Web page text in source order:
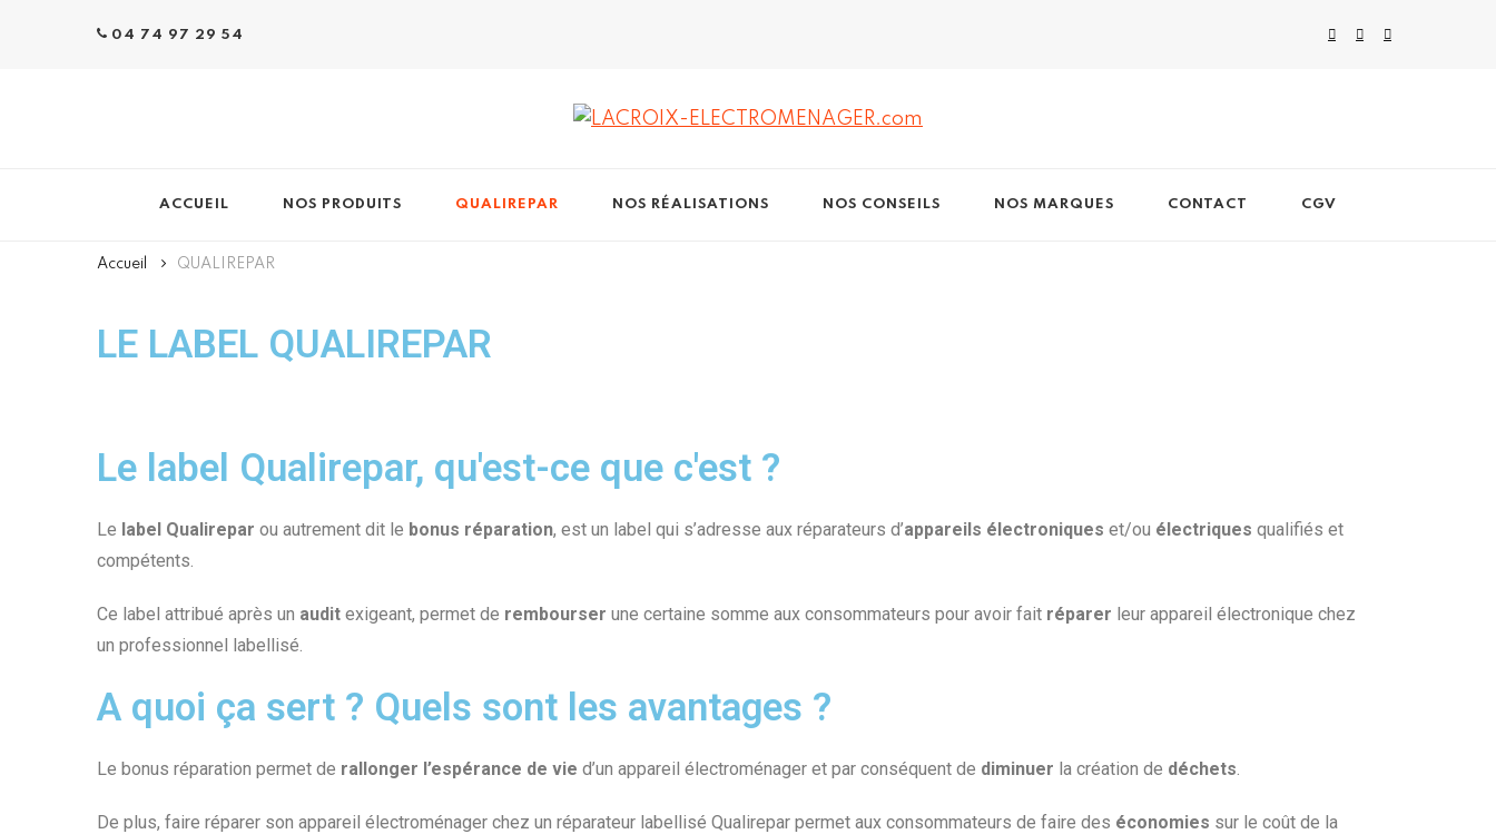
04 74 97 29 54
ACCUEIL NOS PRODUITS QUALIREPAR NOS RÉALISATIONS NOS CONSEILS NOS MARQUES CONTACT CGV
Accueil QUALIREPAR
LE LABEL QUALIREPAR
Le label Qualirepar, qu'est-ce que c'est ?
Le label Qualirepar ou autrement dit le bonus réparation, est un label qui s’adresse aux réparateurs d’appareils électroniques et/ou électriques qualifiés et
compétents.
Ce label attribué après un audit exigeant, permet de rembourser une certaine somme aux consommateurs pour avoir fait réparer leur appareil électronique chez
un professionnel labellisé.
A quoi ça sert ? Quels sont les avantages ?
Le bonus réparation permet de rallonger l’espérance de vie d’un appareil électroménager et par conséquent de diminuer la création de déchets.
De plus, faire réparer son appareil électroménager chez un réparateur labellisé Qualirepar permet aux consommateurs de faire des économies sur le coût de la